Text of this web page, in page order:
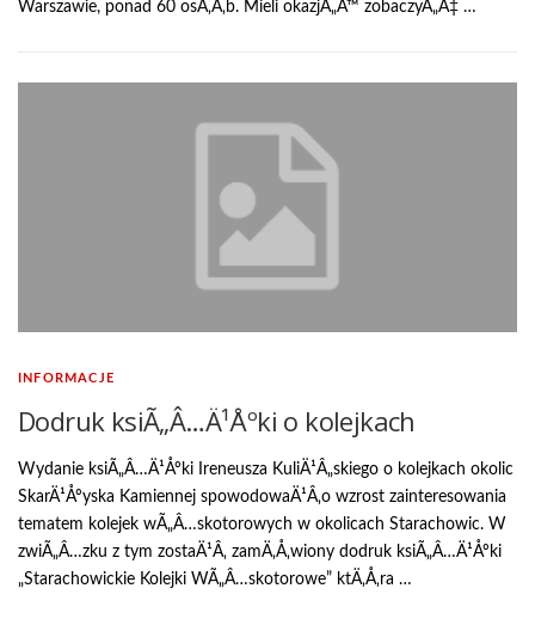
Warszawie, ponad 60 osÄ‚Å‚b. Mieli okazjÃ„Â™ zobaczyÃ„Â‡ …
INFORMACJE
Dodruk ksiÃ„Â…Ä¹Åºki o kolejkach
Wydanie ksiÃ„Â…Ä¹Åºki Ireneusza KuliÄ¹Â„skiego o kolejkach okolic
SkarÄ¹Åºyska Kamiennej spowodowaÄ¹Â‚o wzrost zainteresowania
tematem kolejek wÃ„Â…skotorowych w okolicach Starachowic. W
zwiÃ„Â…zku z tym zostaÄ¹Â‚ zamÄ‚Å‚wiony dodruk ksiÃ„Â…Ä¹Åºki
„Starachowickie Kolejki WÃ„Â…skotorowe” ktÄ‚Å‚ra …